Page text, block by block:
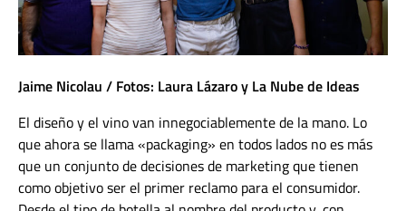
Jaime Nicolau / Fotos: Laura Lázaro y La Nube de Ideas
El diseño y el vino van innegociablemente de la mano. Lo
que ahora se llama «packaging» en todos lados no es más
que un conjunto de decisiones de marketing que tienen
como objetivo ser el primer reclamo para el consumidor.